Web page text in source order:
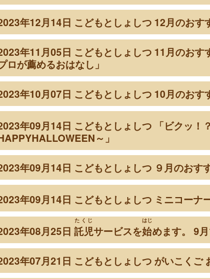
年12月14日 こどもとしょしつ 12月のおす
年11月05日 こどもとしょしつ 11月のお
ロが薦めるおはなし」
年10月07日 こどもとしょしつ 10月のおす
年09月14日 こどもとしょしつ 「ビクッ！
～」
年09月14日 こどもとしょしつ ９月のおす
年09月14日 こどもとしょしつ ミニコーナ
年08月25日 託児
たくじ
サービスを始
はじ
めます。 9
年07月21日 こどもとしょしつ がいこくご